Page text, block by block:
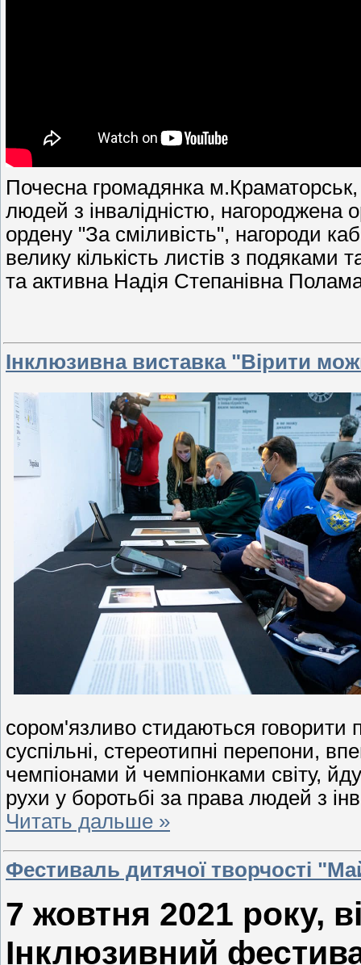
Почесна громадянка м.Краматорськ,
людей з інвалідністю, нагороджена
ордену "За сміливість", нагороди
велику кількість листів з подяками
та активна Надія Степанівна
Інклюзивна виставка "Вірити
сором'язливо стидаються говорити
суспільні, стереотипні перепони,
чемпіонами й чемпіонками світу,
рухи у боротьбі за права людей з
Читать дальше »
Фестиваль дитячої творчості
7 жовтня 2021 року,
Інклюзивний